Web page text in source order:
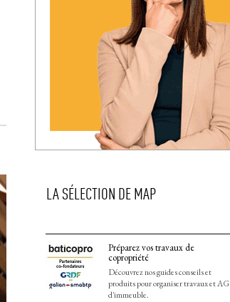
LA SÉLECTION DE MAP
Préparez vos travaux de
copropriété
Découvrez nos guides conseils et
produits pour organiser travaux et AG
d'immeuble.